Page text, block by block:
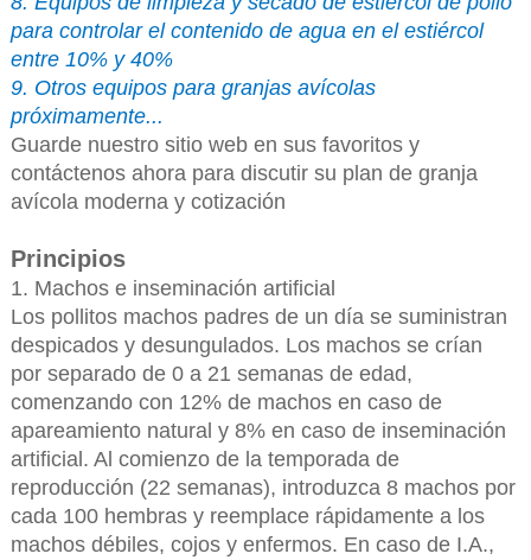
para controlar el contenido de agua en el estiércol
entre 10% y 40%
9. Otros equipos para granjas avícolas
próximamente...
Guarde nuestro sitio web en sus favoritos y
contáctenos ahora para discutir su plan de granja
avícola moderna y cotización
Principios
1. Machos e inseminación artificial
Los pollitos machos padres de un día se suministran
despicados y desungulados. Los machos se crían
por separado de 0 a 21 semanas de edad,
comenzando con 12% de machos en caso de
apareamiento natural y 8% en caso de inseminación
artificial. Al comienzo de la temporada de
reproducción (22 semanas), introduzca 8 machos por
cada 100 hembras y reemplace rápidamente a los
machos débiles, cojos y enfermos. En caso de I.A.,